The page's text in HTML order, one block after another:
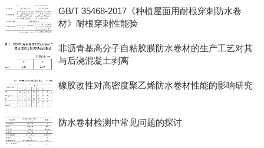
GB/T 35468-2017《种植屋面用耐根穿刺防水卷
材》耐根穿刺性能验
非沥青基高分子自粘胶膜防水卷材的生产工艺对其
与后浇混凝土剥离
橡胶改性对高密度聚乙烯防水卷材性能的影响研究
防水卷材检测中常见问题的探讨